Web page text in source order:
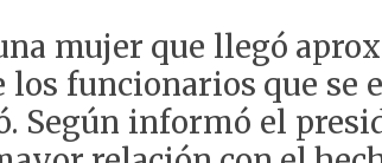
mujer que llegó
funcionarios que se
Según informó el